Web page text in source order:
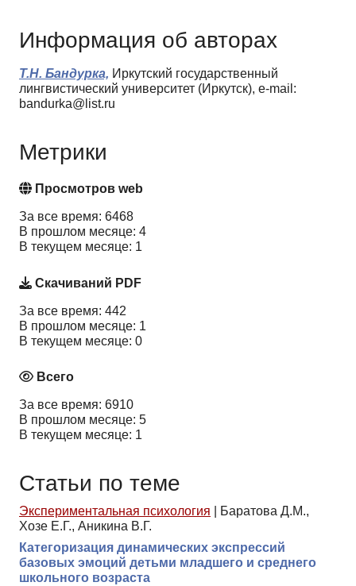
Информация об авторах
Т.Н. Бандурка, Иркутский государственный
лингвистический университет (Иркутск), e-mail:
bandurka@list.ru
Метрики
Просмотров web
За все время: 6468
В прошлом месяце: 4
В текущем месяце: 1
Скачиваний PDF
За все время: 442
В прошлом месяце: 1
В текущем месяце: 0
Всего
За все время: 6910
В прошлом месяце: 5
В текущем месяце: 1
Статьи по теме
Экспериментальная психология
Баратова Д.М.,
Хозе Е.Г., Аникина В.Г.
Категоризация динамических экспрессий
базовых эмоций детьми младшего и среднего
школьного возраста